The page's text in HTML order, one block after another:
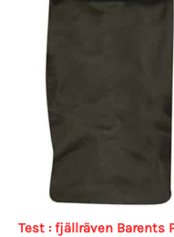
Test : fjällräven Barents